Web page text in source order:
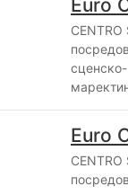
Euro
CENTRO
Euro
CENTRO